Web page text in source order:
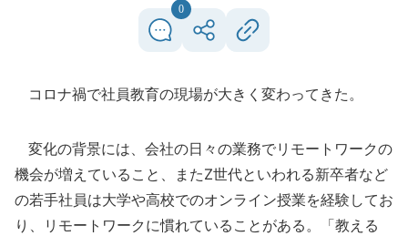
0
コロナ禍で社員教育の現場が大きく変わってきた。
変化の背景には、会社の日々の業務でリモートワークの
機会が増えていること、またZ世代といわれる新卒者など
の若手社員は大学や高校でのオンライン授業を経験してお
り、リモートワークに慣れていることがある。「教える